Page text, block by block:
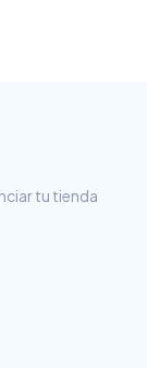
tu tienda